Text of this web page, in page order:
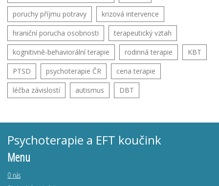
poruchy příjmu potravy krizová intervence
hraniční porucha osobnosti terapeutický vztah
kognitivně-behaviorální terapie rodinná terapie KBT
PTSD psychoterapie ČR cena terapie
léčba závislostí autismus DBT
Psychoterapie a EFT koučink
Menu
O nás